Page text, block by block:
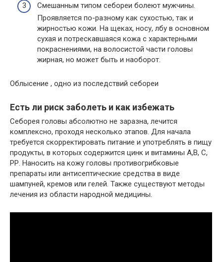
Смешанным типом себореи болеют мужчины.
Проявляется по-разному как сухостью, так и
жирностью кожи. На щеках, носу, лбу в основном
сухая и потрескавшаяся кожа с характерными
покраснениями, на волосистой части головы
жирная, но может быть и наоборот.
Облысение , одно из последствий себореи
Есть ли риск заболеть и как избежать
Себорея головы абсолютно не заразна, лечится
комплексно, проходя несколько этапов. Для начала
требуется скорректировать питание и употреблять в пищу
продукты, в которых содержится цинк и витамины А,В, С,
РР. Наносить на кожу головы противогрибковые
препараты или антисептические средства в виде
шампуней, кремов или гелей. Также существуют методы
лечения из области народной медицины.